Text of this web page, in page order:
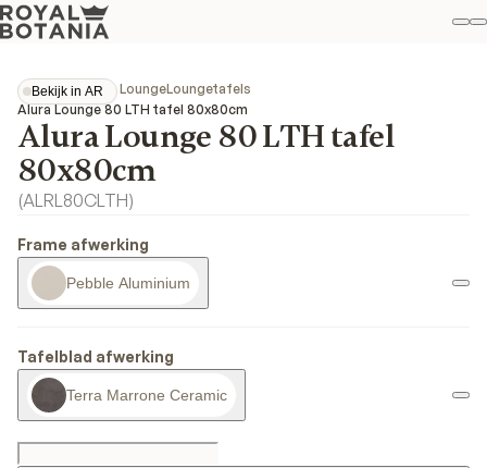
Bekijk in AR
Bekijk in AR
Collecties Alura LoungeLoungetafels
Alura Lounge 80 LTH tafel 80x80cm
Alura Lounge 80 LTH tafel
80x80cm
(ALRL80CLTH)
Frame afwerking
Pebble Aluminium
Tafelblad afwerking
Terra Marrone Ceramic